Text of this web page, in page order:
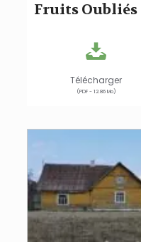
Fruits Oubliés
Télécharger
(PDF - 12.86 Mo)